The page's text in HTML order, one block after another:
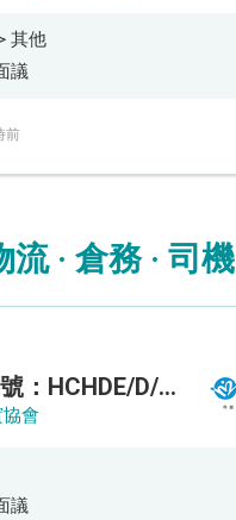
其他
議
前
流 · 倉務 · 司機
司機 (編號：HCHDE/D/CTE)
會
議